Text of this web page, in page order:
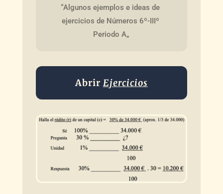
“Algunos ejemplos e ideas de
ejercicios de Números 6º-IIIº
Periodo A„
Abrir Ejercicios